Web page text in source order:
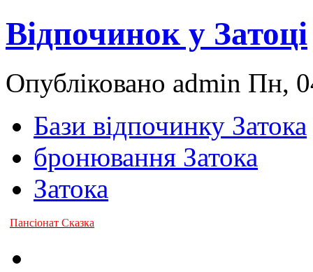
Відпочинок у Затоці
Опубліковано admin Пн,
Бази відпочинку Затока
бронювання Затока
Затока
Пансіонат Сказка